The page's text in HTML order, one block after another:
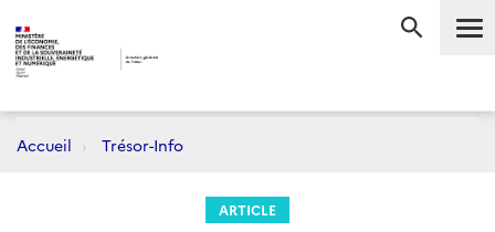
Accueil Trésor-Info
ARTICLE